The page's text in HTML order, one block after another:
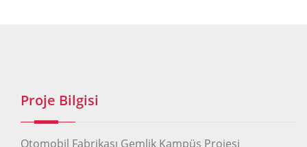
Proje Bilgisi
Otomobil Fabrikası Gemlik Kampüs Projesi